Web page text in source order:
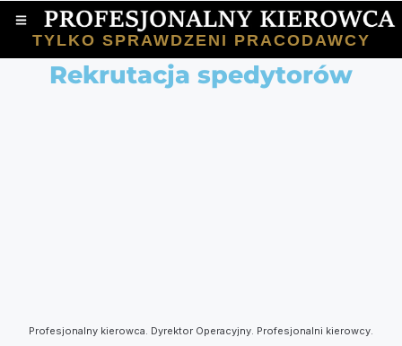
TYLKO SPRAWDZENI PRACODAWCY
Rekrutacja spedytorów
Profesjonalny kierowca. Dyrektor Operacyjny. Profesjonalni kierowcy.